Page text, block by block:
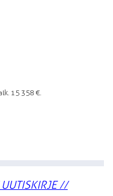
15 358 €.
//